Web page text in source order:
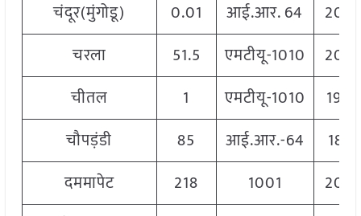
चंदूर(मुंगोडू)
0.01 आई.आर. 64
चरला
51.5 एमटीयू-1010
चीतल
1 एमटीयू-1010
1940
चौपड़ंडी
85 आई.आर.-64
1801
दममापेट
218 1001